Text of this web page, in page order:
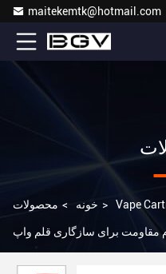
maitekemtk@hotmail.com
خونه > محصولات > Vape